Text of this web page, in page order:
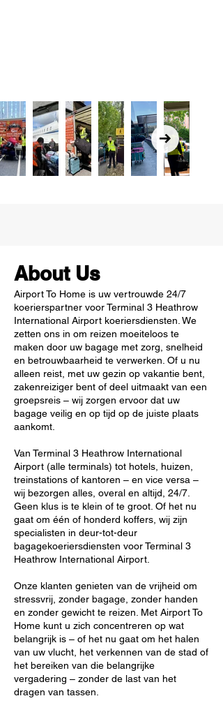
About Us
Airport To Home is uw vertrouwde 24/7
koerierspartner voor Terminal 3 Heathrow
International Airport koeriersdiensten. We
zetten ons in om reizen moeiteloos te
maken door uw bagage met zorg, snelheid
en betrouwbaarheid te verwerken. Of u nu
alleen reist, met uw gezin op vakantie bent,
zakenreiziger bent of deel uitmaakt van een
groepsreis – wij zorgen ervoor dat uw
bagage veilig en op tijd op de juiste plaats
aankomt.
Van Terminal 3 Heathrow International
Airport (alle terminals) tot hotels, huizen,
treinstations of kantoren – en vice versa –
wij bezorgen alles, overal en altijd, 24/7.
Geen klus is te klein of te groot. Of het nu
gaat om één of honderd koffers, wij zijn
specialisten in deur-tot-deur
bagagekoeriersdiensten voor Terminal 3
Heathrow International Airport.
Onze klanten genieten van de vrijheid om
stressvrij, zonder bagage, zonder handen
en zonder gewicht te reizen. Met Airport To
Home kunt u zich concentreren op wat
belangrijk is – of het nu gaat om het halen
van uw vlucht, het verkennen van de stad of
het bereiken van die belangrijke
vergadering – zonder de last van het
dragen van tassen.